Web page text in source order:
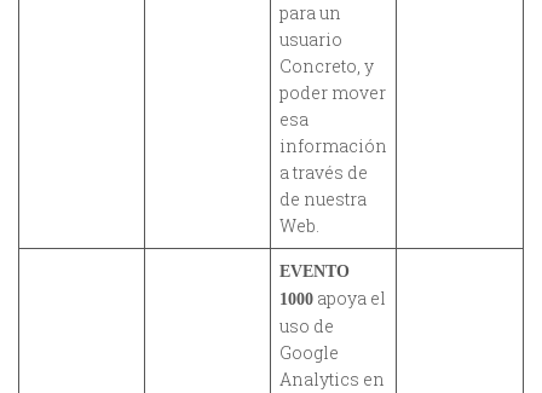
para un
usuario
Concreto, y
poder mover
esa
información
a través de
de nuestra
Web.
EVENTO
1000 apoya el
uso de
Google
Analytics en